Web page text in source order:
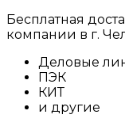
Бесплатная
компании в г.
Деловые
ПЭК
КИТ
и другие